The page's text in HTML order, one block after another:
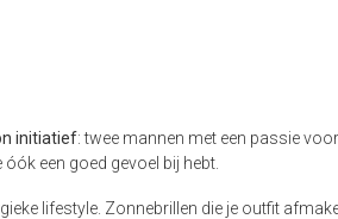
initiatief: twee mannen met een passie
een goed gevoel bij hebt.
lifestyle. Zonnebrillen die je outfit